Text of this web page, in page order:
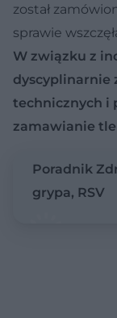
został
sprawie
W związku z
dyscyplinarnie
technicznych i
zamawianie
Poradnik
grypa, RSV